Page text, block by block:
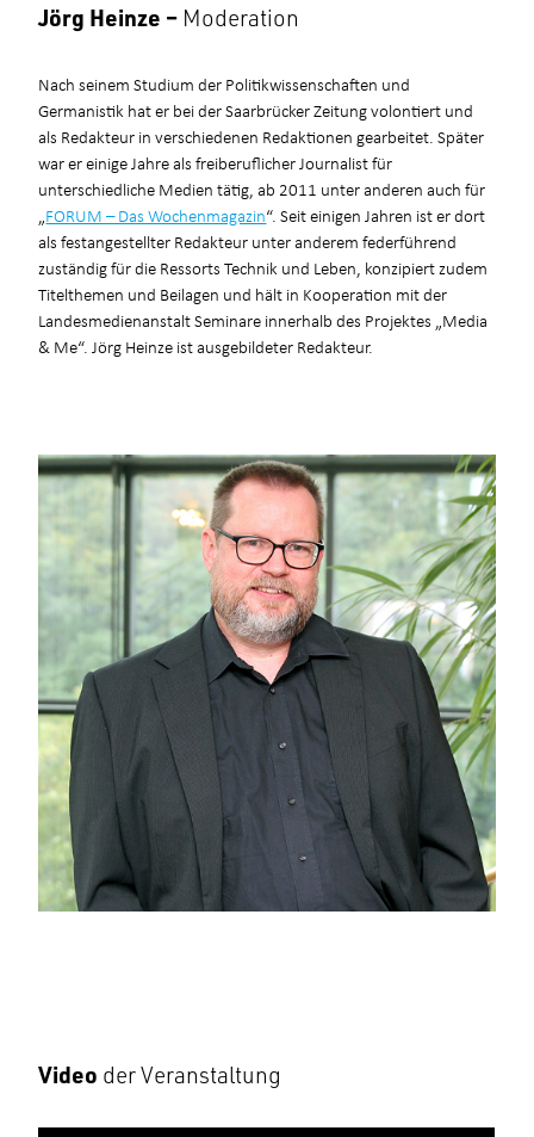
Jörg Heinze – Moderation
Nach seinem Studium der Politikwissenschaften und
Germanistik hat er bei der Saarbrücker Zeitung volontiert und
als Redakteur in verschiedenen Redaktionen gearbeitet. Später
war er einige Jahre als freiberuflicher Journalist für
unterschiedliche Medien tätig, ab 2011 unter anderen auch für
FORUM – Das Wochenmagazin“. Seit einigen Jahren ist er dort
als festangestellter Redakteur unter anderem federführend
zuständig für die Ressorts Technik und Leben, konzipiert zudem
Titelthemen und Beilagen und hält in Kooperation mit der
Landesmedienanstalt Seminare innerhalb des Projektes „Media
& Me“. Jörg Heinze ist ausgebildeter Redakteur.
Video der Veranstaltung